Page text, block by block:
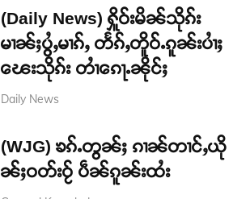
(Daily News) ႁိူဝ်းမိၼ်သိုၵ်း
မၢၼ်ႈပွႆႇမၢၵ်ႇ တႅၵ်ႇတိူဝ်ႉၵူၼ်းပၢႆႈ
ၽေးသိုၵ်း တၢႆၵေႃႉၼိုင်ႈ
Daily News
(WJG) ၶၵ်ႉတွၼ်ႈ ၵၢၼ်တၢင်ႇယို
ၼ်ႈဝတ်းဝႂ် ပဵၼ်ၵူၼ်းထႆး